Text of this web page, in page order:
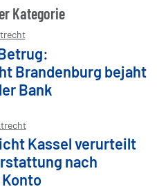
Kategorie
Brandenburg bejaht
Bank
Kassel verurteilt
nach